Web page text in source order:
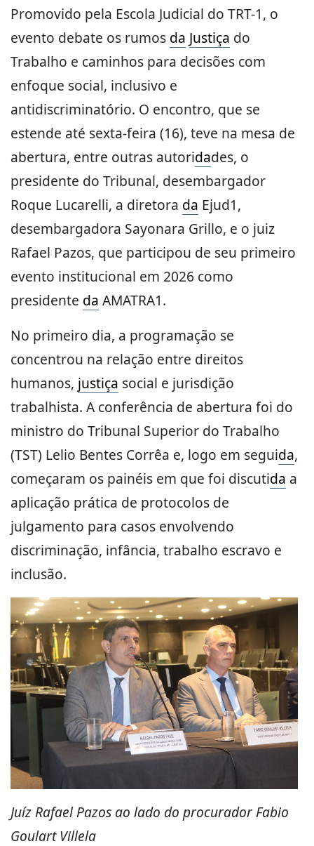
Promovido pela Escola Judicial do TRT-1, o
evento debate os rumos da Justiça do
Trabalho e caminhos para decisões com
enfoque social, inclusivo e
antidiscriminatório. O encontro, que se
estende até sexta-feira (16), teve na mesa de
abertura, entre outras autoridades, o
presidente do Tribunal, desembargador
Roque Lucarelli, a diretora da Ejud1,
desembargadora Sayonara Grillo, e o juiz
Rafael Pazos, que participou de seu primeiro
evento institucional em 2026 como
presidente da AMATRA1.
No primeiro dia, a programação se
concentrou na relação entre direitos
humanos, justiça social e jurisdição
trabalhista. A conferência de abertura foi do
ministro do Tribunal Superior do Trabalho
(TST) Lelio Bentes Corrêa e, logo em seguida,
começaram os painéis em que foi discutida a
aplicação prática de protocolos de
julgamento para casos envolvendo
discriminação, infância, trabalho escravo e
inclusão.
Juíz Rafael Pazos ao lado do procurador Fabio
Goulart Villela